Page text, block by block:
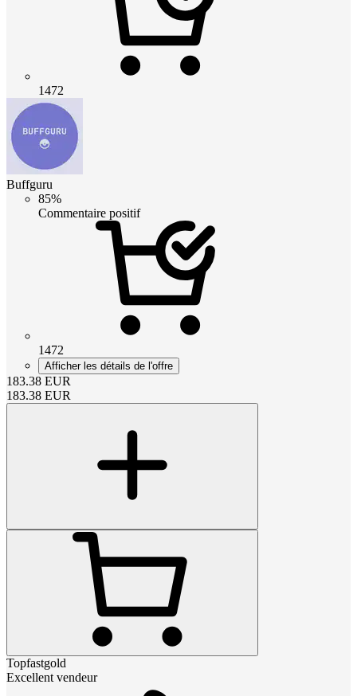
1472
Buffguru
85%
Commentaire positif
1472
Afficher les détails de l'offre
183.38 EUR
183.38 EUR
Topfastgold
Excellent vendeur